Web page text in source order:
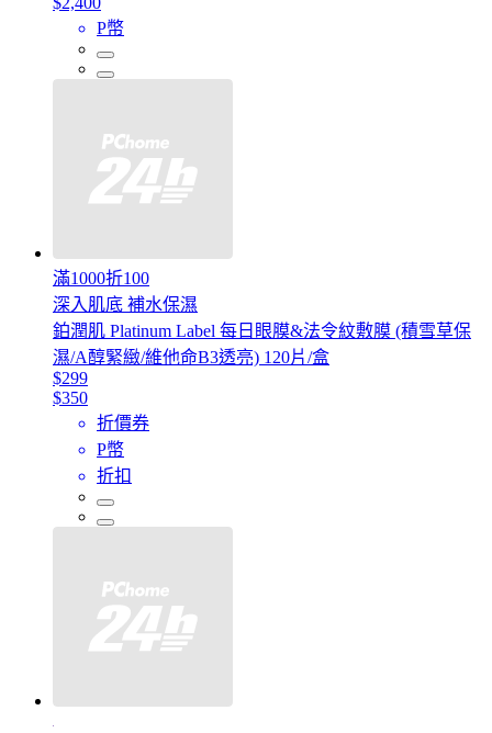
P幣
滿1000折100
深入肌底 補水保濕
鉑潤肌 Platinum Label 每日眼膜&法令紋敷膜 (積雪草保
濕/A醇緊緻/維他命B3透亮) 120片/盒
$299
$350
折價券
P幣
折扣